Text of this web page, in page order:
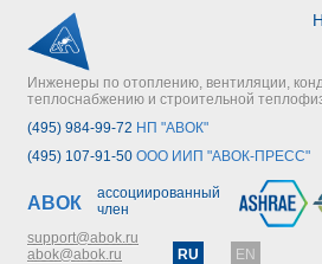
Инженеры по отоплению, вентиляции,
теплоснабжению и строительной
(495) 984-99-72 НП "АВОК"
(495) 107-91-50 ООО ИИП "АВОК-ПРЕСС"
АВОК
ассоциированный
член
support@abok.ru
abok@abok.ru
RU EN